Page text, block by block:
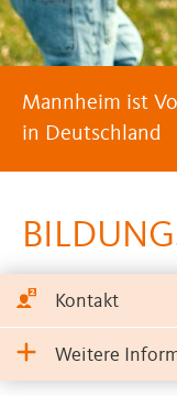
Mannheim ist
in Deutschland
Kontakt
Weitere